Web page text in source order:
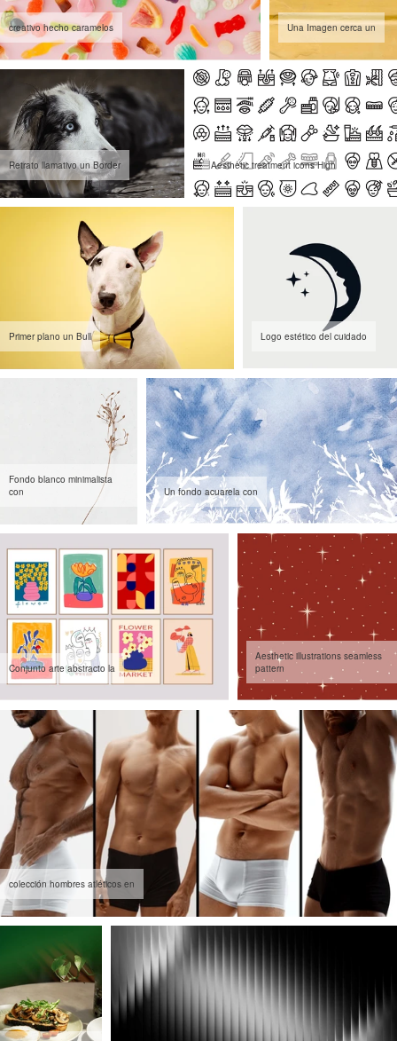
creativo hecho caramelos Una Imagen cerca un
Retrato llamativo un Border Aesthetic treatment icons High
Primer plano un Bull Logo estético del cuidado
Fondo blanco minimalista
con
Un fondo acuarela con
Conjunto arte abstracto la
Aesthetic illustrations seamless
pattern
colección hombres atléticos en